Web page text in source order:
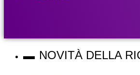
NOVITÀ DELLA